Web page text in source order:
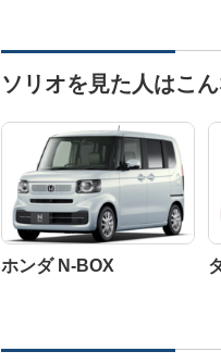
ソリオを見た人はこ
ホンダ N-BOX